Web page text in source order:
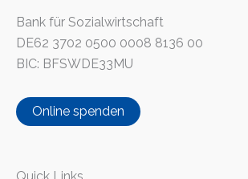
Bank für Sozialwirtschaft
DE62 3702 0500 0008 8136 00
BIC: BFSWDE33MU
Online spenden